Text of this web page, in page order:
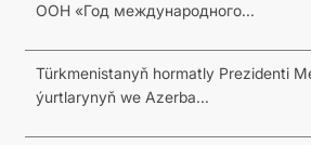
ООН «Год международного...
Türkmenistanyň hormatly Prezidenti
ýurtlarynyň we Azerba...